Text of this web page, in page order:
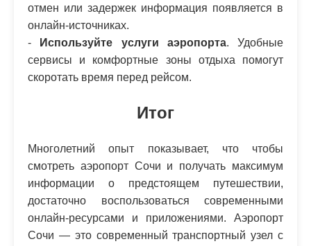
отмен или задержек информация появляется в
онлайн-источниках.
-
Используйте услуги аэропорта. Удобные
сервисы и комфортные зоны отдыха помогут
скоротать время перед рейсом.
Итог
Многолетний опыт показывает, что чтобы
смотреть аэропорт Сочи и получать максимум
информации о предстоящем путешествии,
достаточно воспользоваться современными
онлайн-ресурсами и приложениями. Аэропорт
Сочи — это современный транспортный узел с